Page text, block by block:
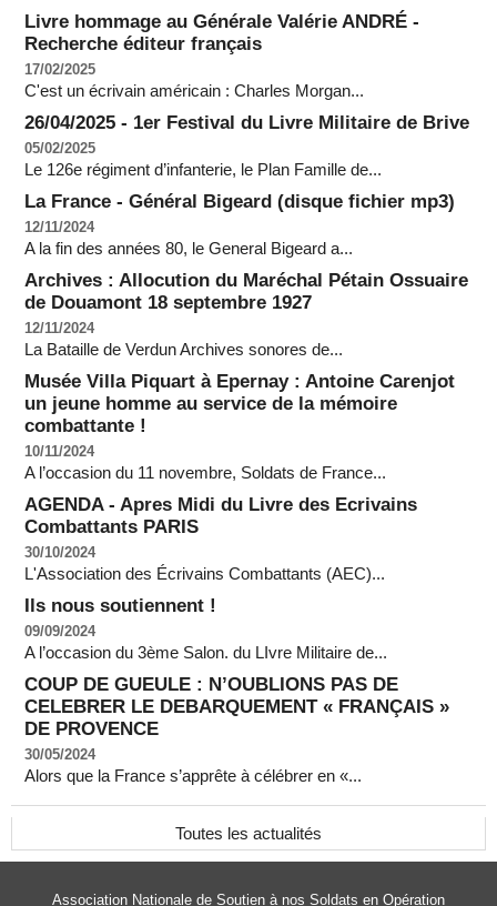
Livre hommage au Générale Valérie ANDRÉ -
Recherche éditeur français
17/02/2025
C'est un écrivain américain : Charles Morgan...
26/04/2025 - 1er Festival du Livre Militaire de Brive
05/02/2025
Le 126e régiment d’infanterie, le Plan Famille de...
La France - Général Bigeard (disque fichier mp3)
12/11/2024
A la fin des années 80, le General Bigeard a...
Archives : Allocution du Maréchal Pétain Ossuaire
de Douamont 18 septembre 1927
12/11/2024
La Bataille de Verdun Archives sonores de...
Musée Villa Piquart à Epernay : Antoine Carenjot
un jeune homme au service de la mémoire
combattante !
10/11/2024
A l’occasion du 11 novembre, Soldats de France...
AGENDA - Apres Midi du Livre des Ecrivains
Combattants PARIS
30/10/2024
L'Association des Écrivains Combattants (AEC)...
Ils nous soutiennent !
09/09/2024
A l’occasion du 3ème Salon. du LIvre Militaire de...
COUP DE GUEULE : N’OUBLIONS PAS DE
CELEBRER LE DEBARQUEMENT « FRANÇAIS »
DE PROVENCE
30/05/2024
Alors que la France s’apprête à célébrer en «...
Toutes les actualités
Association Nationale de Soutien à nos Soldats en Opération